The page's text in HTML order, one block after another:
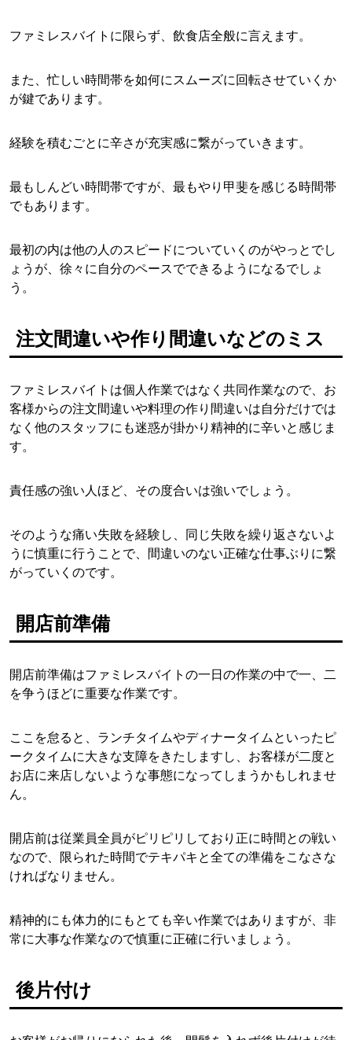
ファミレスバイトに限らず、飲食店全般に言えます。
また、忙しい時間帯を如何にスムーズに回転させていくか
が鍵であります。
経験を積むごとに辛さが充実感に繋がっていきます。
最もしんどい時間帯ですが、最もやり甲斐を感じる時間帯
でもあります。
最初の内は他の人のスピードについていくのがやっとでし
ょうが、徐々に自分のペースでできるようになるでしょ
う。
注文間違いや作り間違いなどのミス
ファミレスバイトは個人作業ではなく共同作業なので、お
客様からの注文間違いや料理の作り間違いは自分だけでは
なく他のスタッフにも迷惑が掛かり精神的に辛いと感じま
す。
責任感の強い人ほど、その度合いは強いでしょう。
そのような痛い失敗を経験し、同じ失敗を繰り返さないよ
うに慎重に行うことで、間違いのない正確な仕事ぶりに繋
がっていくのです。
開店前準備
開店前準備はファミレスバイトの一日の作業の中で一、二
を争うほどに重要な作業です。
ここを怠ると、ランチタイムやディナータイムといったピ
ークタイムに大きな支障をきたしますし、お客様が二度と
お店に来店しないような事態になってしまうかもしれませ
ん。
開店前は従業員全員がピリピリしており正に時間との戦い
なので、限られた時間でテキパキと全ての準備をこなさな
ければなりません。
精神的にも体力的にもとても辛い作業ではありますが、非
常に大事な作業なので慎重に正確に行いましょう。
後片付け